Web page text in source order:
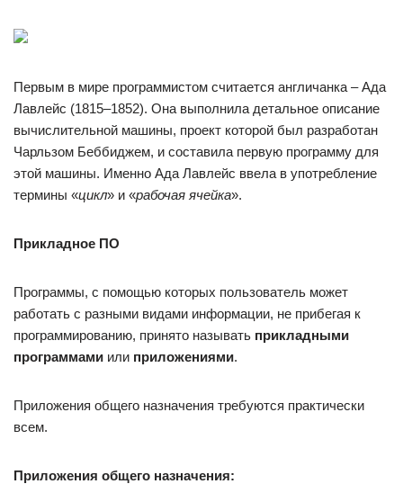
Первым в мире программистом считается англичанка – Ада
Лавлейс (1815–1852). Она выполнила детальное описание
вычислительной машины, проект которой был разработан
Чарльзом Беббиджем, и составила первую программу для
этой машины. Именно Ада Лавлейс ввела в употребление
термины «цикл» и «рабочая ячейка».
Прикладное ПО
Программы, с помощью которых пользователь может
работать с разными видами информации, не прибегая к
программированию, принято называть прикладными
программами или приложениями.
Приложения общего назначения требуются практически
всем.
Приложения общего назначения: